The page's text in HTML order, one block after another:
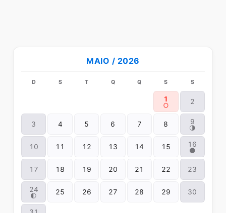
MAIO / 2026
D S T Q Q S S
1
🌕 2
3 4 5 6 7 8 9
🌗
10 11 12 13 14 15 16
🌑
17 18 19 20 21 22 23
24
🌓 25 26 27 28 29 30